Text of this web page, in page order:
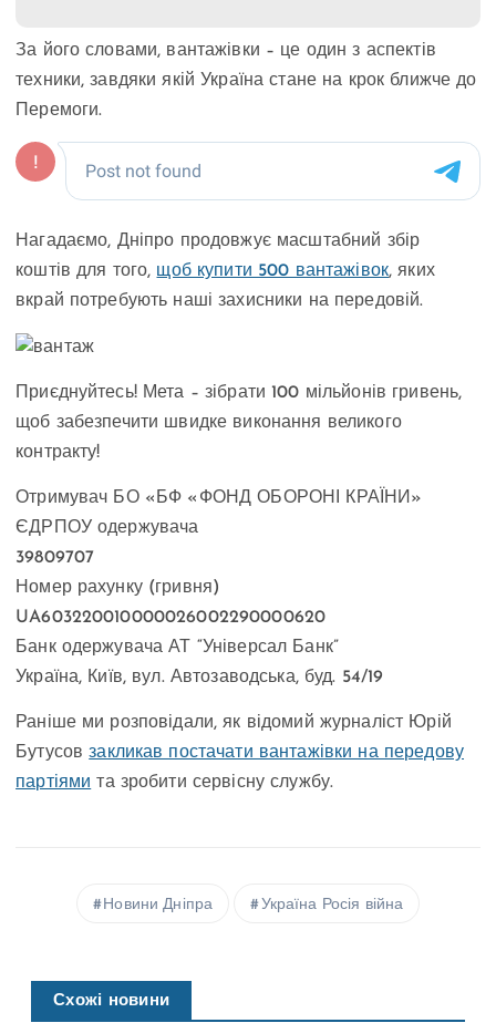
За його словами, вантажівки – це один з аспектів
техники, завдяки якій Україна стане на крок ближче до
Перемоги.
Нагадаємо, Дніпро продовжує масштабний збір
коштів для того, щоб купити 500 вантажівок, яких
вкрай потребують наші захисники на передовій.
Приєднуйтесь! Мета – зібрати 100 мільйонів гривень,
щоб забезпечити швидке виконання великого
контракту!
Отримувач БО «БФ «ФОНД ОБОРОНІ КРАЇНИ»
ЄДРПОУ одержувача
39809707
Номер рахунку (гривня)
UA603220010000026002290000620
Банк одержувача АТ “Універсал Банк”
Україна, Київ, вул. Автозаводська, буд. 54/19
Раніше ми розповідали, як відомий журналіст Юрій
Бутусовзакликав постачати вантажівки на передову
партіями та зробити сервісну службу.
Новини Дніпра Україна Росія війна
Схожі новини